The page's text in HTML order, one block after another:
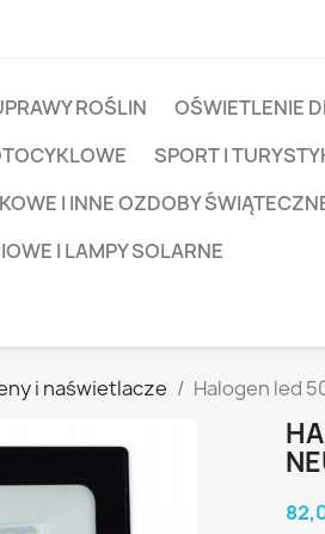
ROŚLIN OŚWIETLENIE
SPORT I
I INNE OZDOBY
I LAMPY SOLARNE
i naświetlacze Halogen led